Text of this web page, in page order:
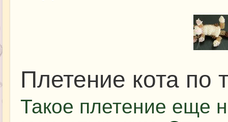
Плетение кота по
Такое плетение еще